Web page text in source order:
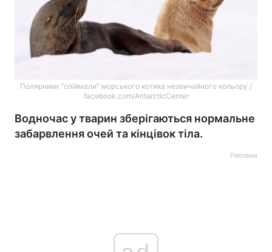
Полярники "спіймали" морського котика незвичайного кольору /
facebook.com/AntarcticCenter
Водночас у тварин зберігаються нормальне
забарвлення очей та кінцівок тіла.
Реклама